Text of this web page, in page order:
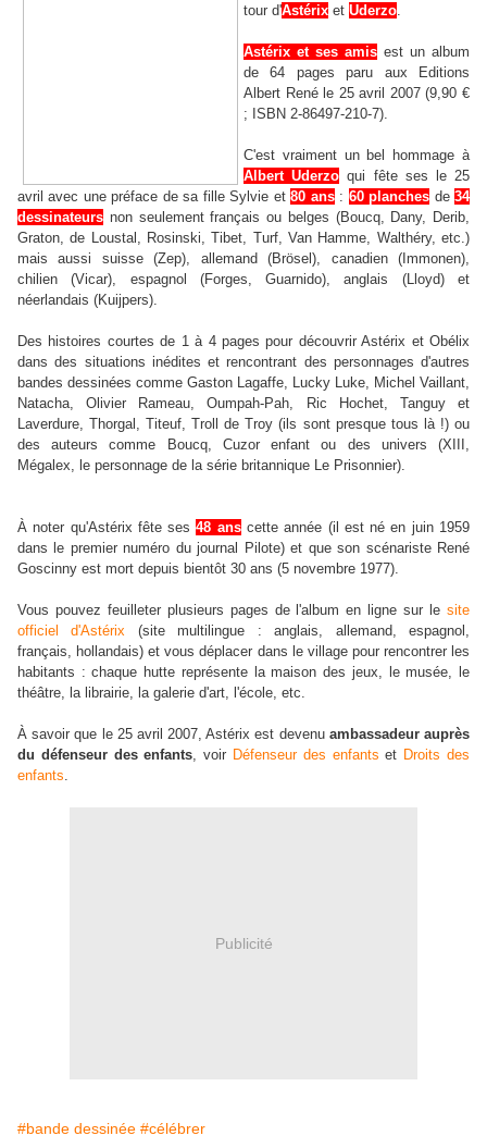
tour d'Astérix et Uderzo.
Astérix et ses amis est un album
de 64 pages paru aux Editions
Albert René le 25 avril 2007 (9,90 €
; ISBN 2-86497-210-7).
C'est vraiment un bel hommage à
Albert Uderzo qui fête ses le 25
avril avec une préface de sa fille Sylvie et80 ans: 60 planches de34
dessinateurs non seulement français ou belges (Boucq, Dany, Derib,
Graton, de Loustal, Rosinski, Tibet, Turf, Van Hamme, Walthéry, etc.)
mais aussi suisse (Zep), allemand (Brösel), canadien (Immonen),
chilien (Vicar), espagnol (Forges, Guarnido), anglais (Lloyd) et
néerlandais (Kuijpers).
Des histoires courtes de 1 à 4 pages pour découvrir Astérix et Obélix
dans des situations inédites et rencontrant des personnages d'autres
bandes dessinées comme Gaston Lagaffe, Lucky Luke, Michel Vaillant,
Natacha, Olivier Rameau, Oumpah-Pah, Ric Hochet, Tanguy et
Laverdure, Thorgal, Titeuf, Troll de Troy (ils sont presque tous là !) ou
des auteurs comme Boucq, Cuzor enfant ou des univers (XIII,
Mégalex, le personnage de la série britannique Le Prisonnier).
À noter qu'Astérix fête ses48 anscette année (il est né en juin 1959
dans le premier numéro du journal Pilote) et que son scénariste René
Goscinny est mort depuis bientôt 30 ans (5 novembre 1977).
Vous pouvez feuilleter plusieurs pages de l'album en ligne sur le site
officiel d'Astérix (site multilingue : anglais, allemand, espagnol,
français, hollandais) et vous déplacer dans le village pour rencontrer les
habitants : chaque hutte représente la maison des jeux, le musée, le
théâtre, la librairie, la galerie d'art, l'école, etc.
À savoir que le 25 avril 2007, Astérix est devenu ambassadeur auprès
du défenseur des enfants, voir Défenseur des enfants et Droits des
enfants.
Publicité
#bande dessinée #célébrer